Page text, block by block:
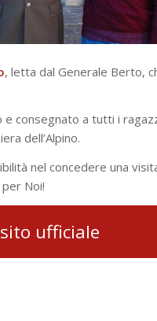
, letta dal Generale Berto,
e consegnato a tutti i
dell’Alpino.
nel concedere una
Noi!
ufficiale